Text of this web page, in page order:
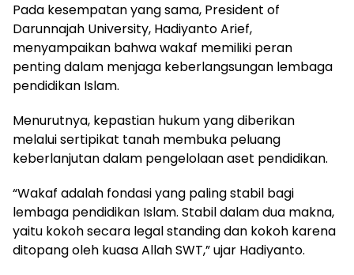
Pada kesempatan yang sama, President of
Darunnajah University, Hadiyanto Arief,
menyampaikan bahwa wakaf memiliki peran
penting dalam menjaga keberlangsungan lembaga
pendidikan Islam.
Menurutnya, kepastian hukum yang diberikan
melalui sertipikat tanah membuka peluang
keberlanjutan dalam pengelolaan aset pendidikan.
“Wakaf adalah fondasi yang paling stabil bagi
lembaga pendidikan Islam. Stabil dalam dua makna,
yaitu kokoh secara legal standing dan kokoh karena
ditopang oleh kuasa Allah SWT,” ujar Hadiyanto.